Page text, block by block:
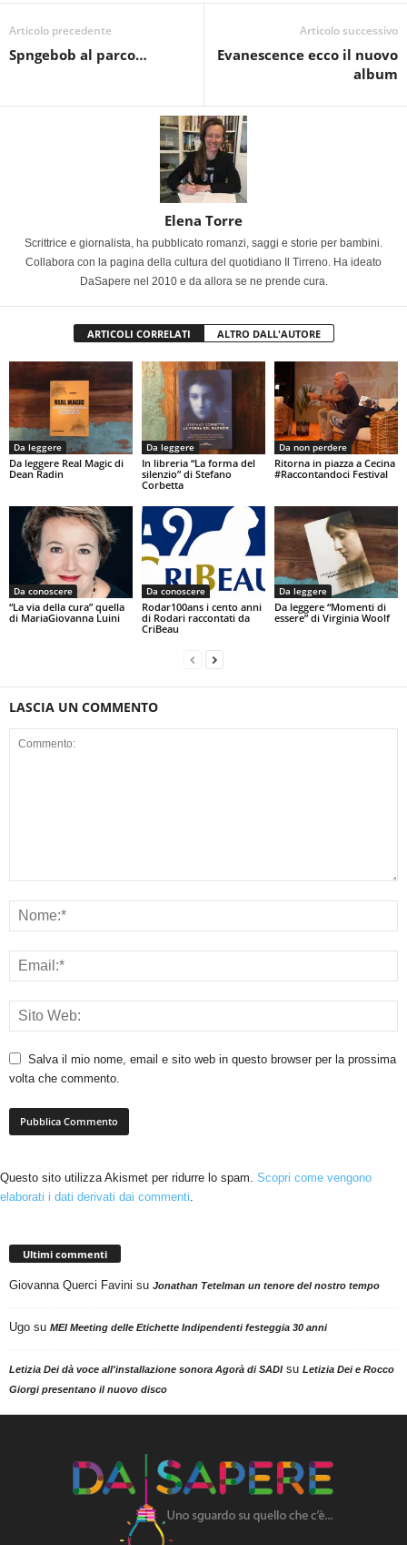
Articolo precedente
Spngebob al parco…
Articolo successivo
Evanescence ecco il nuovo
album
Elena Torre
Scrittrice e giornalista, ha pubblicato romanzi, saggi e storie per bambini.
Collabora con la pagina della cultura del quotidiano Il Tirreno. Ha ideato
DaSapere nel 2010 e da allora se ne prende cura.
ARTICOLI CORRELATI ALTRO DALL'AUTORE
Da leggere
Da leggere Real Magic di
Dean Radin
Da leggere
In libreria “La forma del
silenzio” di Stefano
Corbetta
Da non perdere
Ritorna in piazza a Cecina
#Raccontandoci Festival
Da conoscere
“La via della cura” quella
di MariaGiovanna Luini
Da conoscere
Rodar100ans i cento anni
di Rodari raccontati da
CriBeau
Da leggere
Da leggere “Momenti di
essere” di Virginia Woolf
LASCIA UN COMMENTO
Salva il mio nome, email e sito web in questo browser per la prossima
volta che commento.
Questo sito utilizza Akismet per ridurre lo spam. Scopri come vengono
elaborati i dati derivati dai commenti.
Ultimi commenti
Giovanna Querci Favini su Jonathan Tetelman un tenore del nostro tempo
Ugo su MEI Meeting delle Etichette Indipendenti festeggia 30 anni
Letizia Dei dà voce all'installazione sonora Agorà di SADIsu Letizia Dei e Rocco
Giorgi presentano il nuovo disco